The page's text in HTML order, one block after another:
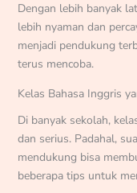
Dengan lebih banyak
lebih nyaman dan
menjadi pendukung
terus mencoba.
Kelas Bahasa Inggris
Di banyak sekolah,
dan serius. Padahal,
mendukung bisa
beberapa tips untuk